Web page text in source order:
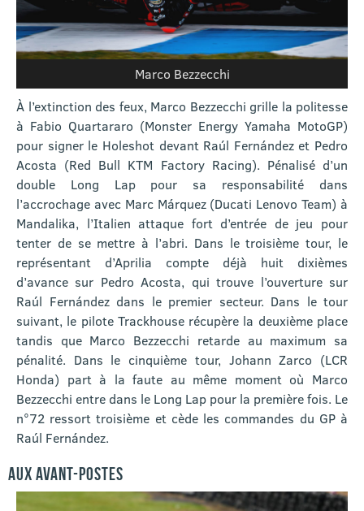
Marco Bezzecchi
À l’extinction des feux, Marco Bezzecchi grille la politesse
à Fabio Quartararo (Monster Energy Yamaha MotoGP)
pour signer le Holeshot devant Raúl Fernández et Pedro
Acosta (Red Bull KTM Factory Racing). Pénalisé d’un
double Long Lap pour sa responsabilité dans
l’accrochage avec Marc Márquez (Ducati Lenovo Team) à
Mandalika, l’Italien attaque fort d’entrée de jeu pour
tenter de se mettre à l’abri. Dans le troisième tour, le
représentant d’Aprilia compte déjà huit dixièmes
d’avance sur Pedro Acosta, qui trouve l’ouverture sur
Raúl Fernández dans le premier secteur. Dans le tour
suivant, le pilote Trackhouse récupère la deuxième place
tandis que Marco Bezzecchi retarde au maximum sa
pénalité. Dans le cinquième tour, Johann Zarco (LCR
Honda) part à la faute au même moment où Marco
Bezzecchi entre dans le Long Lap pour la première fois. Le
n°72 ressort troisième et cède les commandes du GP à
Raúl Fernández.
AUX AVANT-POSTES